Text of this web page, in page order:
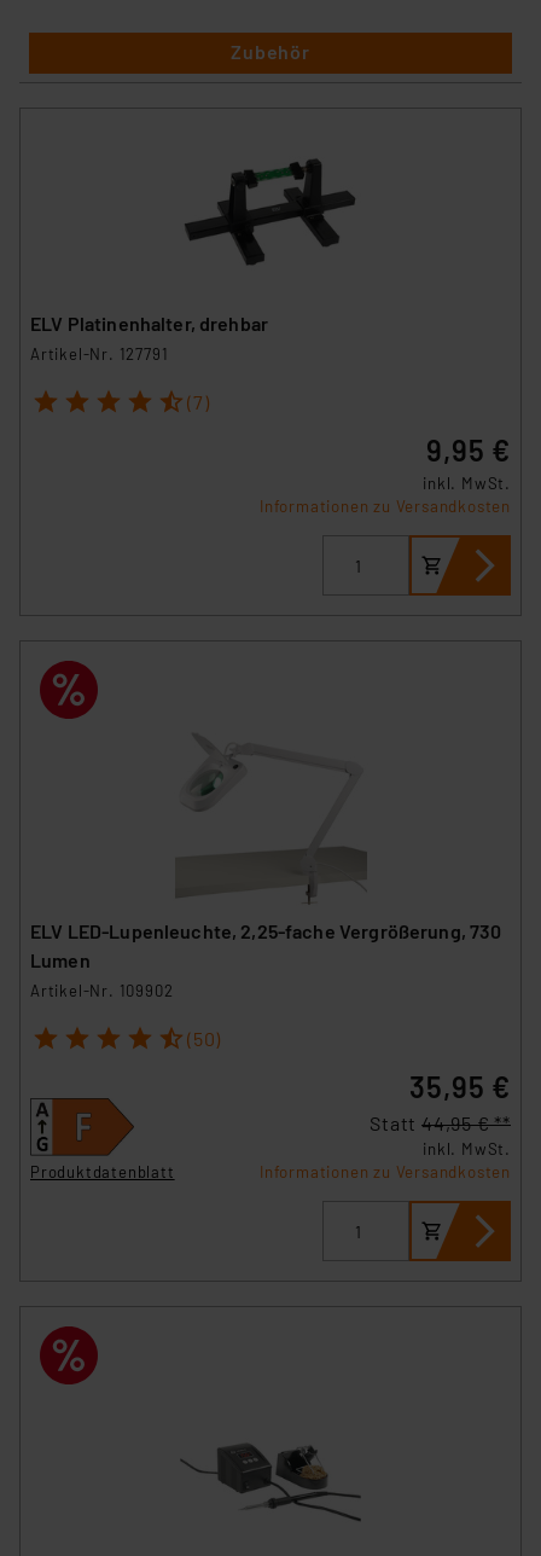
Zubehör
ELV Platinenhalter, drehbar
Artikel-Nr. 127791
1 2 3 4 5 (7)
9,95 €
inkl. MwSt.
Informationen zu Versandkosten
ELV LED-Lupenleuchte, 2,25-fache Vergrößerung, 730
Lumen
Artikel-Nr. 109902
1 2 3 4 5 (50)
Produktdatenblatt
35,95 €
Statt 44,95 € **
inkl. MwSt.
Informationen zu Versandkosten